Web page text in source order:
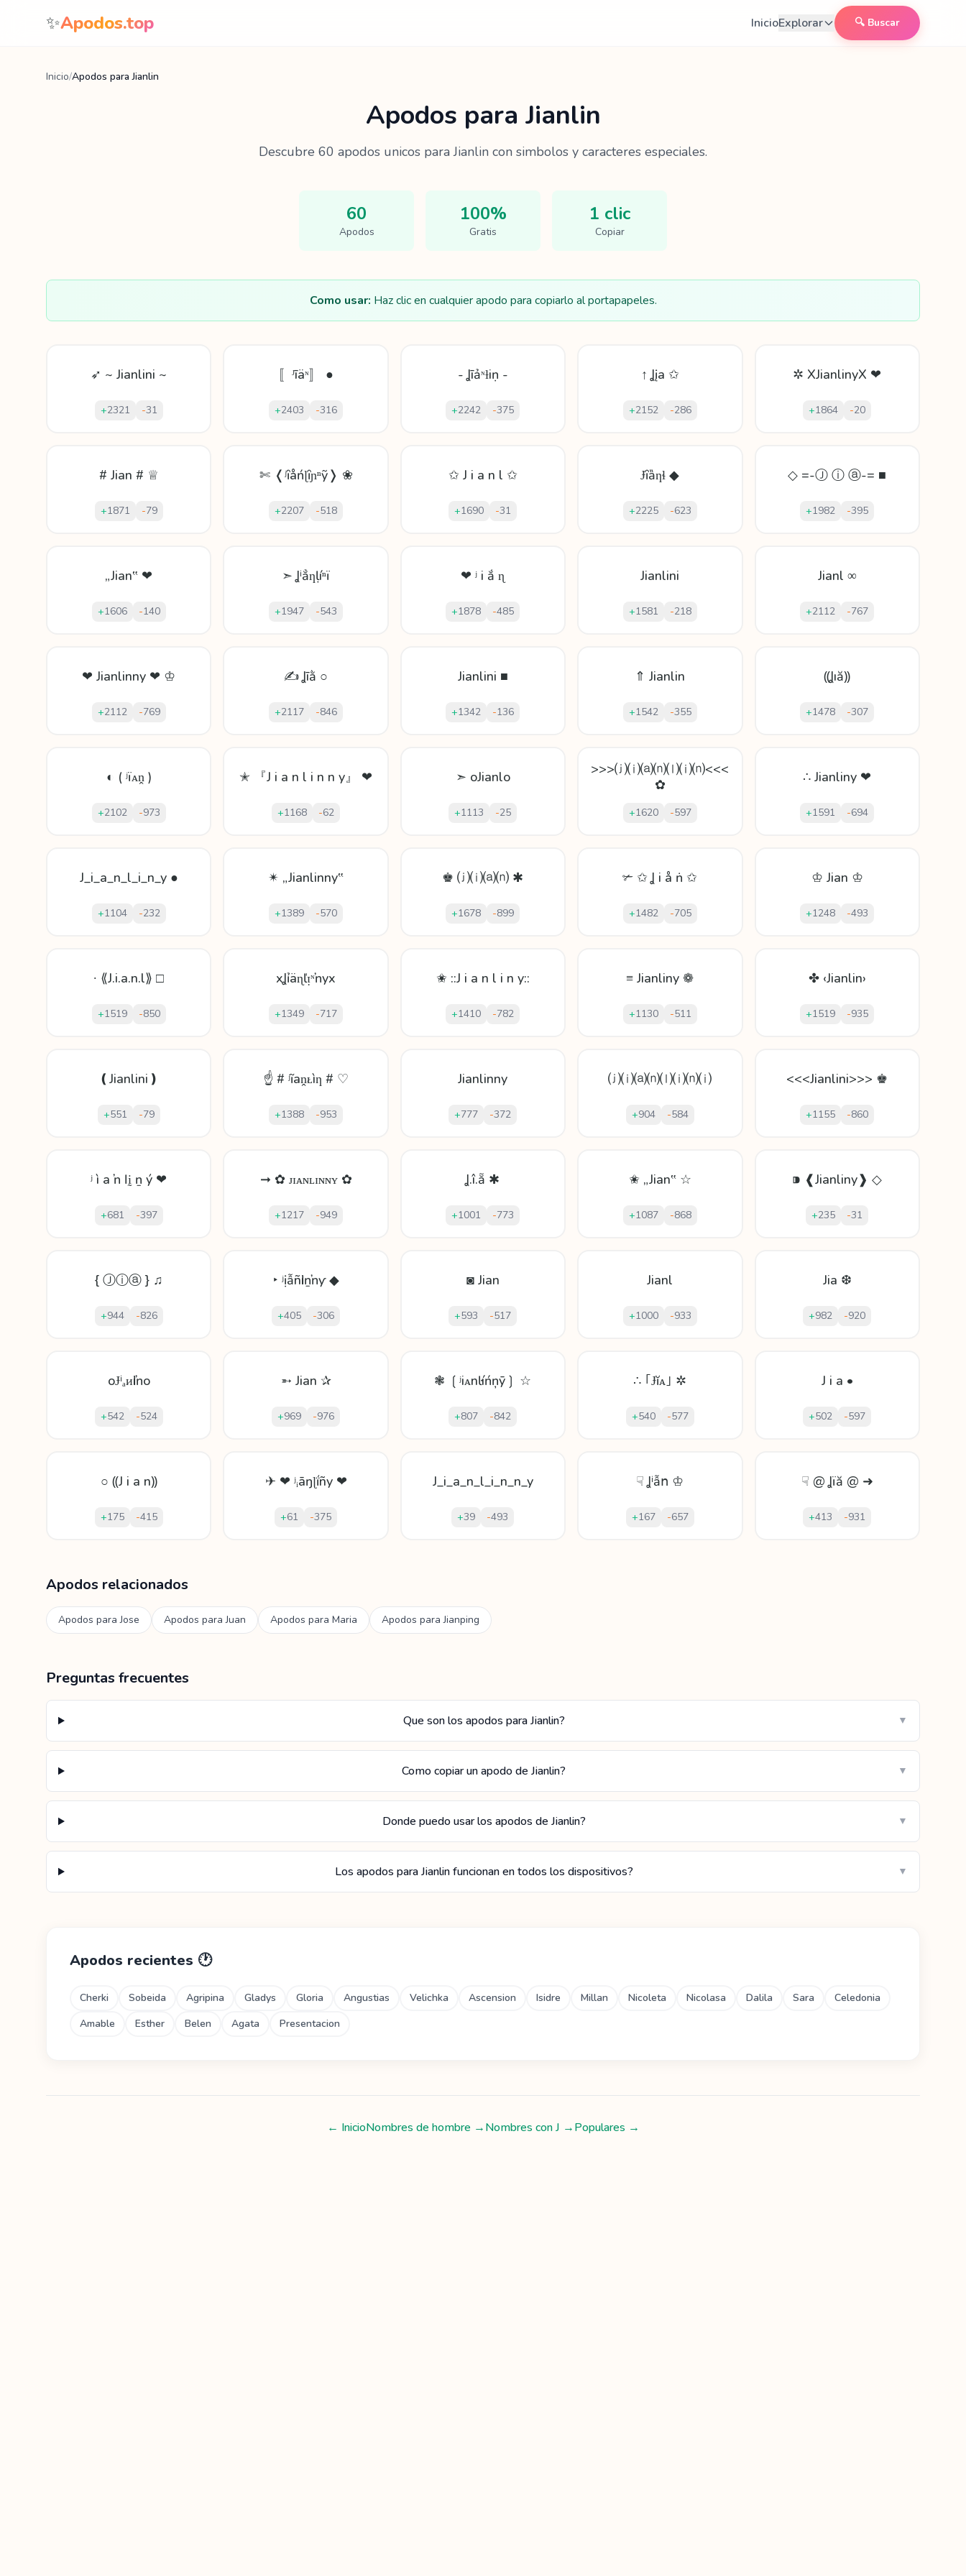
Saltar al contenido
✨Apodos.top InicioExplorar 🔍 Buscar
Inicio/Apodos para Jianlin
Apodos para Jianlin
Descubre 60 apodos unicos paraJianlin con simbolos y caracteres especiales.
60
Apodos
100%
Gratis
1 clic
Copiar
Como usar: Haz clic en cualquier apodo para copiarlo al portapapeles.
➶ ~ Jianlini ~
+2321 -31
〚ᴶīäᶰ〛 ●
+2403 -316
- Ʝīảᶰƚіṇ -
+2242 -375
↑ Ʝįa ✩
+2152 -286
✲ XJianlinyX ❤
+1864 -20
# Jian # ♕
+1871 -79
✄ ❬ʲȋåńɭȋɲⁿỹ❭ ❀
+2207 -518
✩ J i a n l ✩
+1690 -31
Ɉȋȁƞɬ ◆
+2225 -623
◇ =-Ⓙ ⓘ ⓐ-= ■
+1982 -395
„Jian‟ ❤
+1606 -140
➣ Ʝⁱẳƞḷíⁿï
+1947 -543
❤ ʲ і ắ ɳ
+1878 -485
Jianlini
+1581 -218
Jianl ∞
+2112 -767
❤ Jianlinny ❤ ♔
+2112 -769
✍ Ʝīằ ○
+2117 -846
Jianlini ■
+1342 -136
⇑ Jianlin
+1542 -355
⸨Ʝıă⸩
+1478 -307
◐ ( ʲïᴀṋ )
+2102 -973
✭ 『J i a n l i n n y』 ❤
+1168 -62
➣ oJianlo
+1113 -25
>>>⒥⒤⒜⒩⒧⒤⒩<<<
✿
+1620 -597
∴ Jianliny ❤
+1591 -694
J_i_a_n_l_i_n_y ●
+1104 -232
✴ „Jianlinny‟
+1389 -570
♚ ⒥⒤⒜⒩ ✱
+1678 -899
✃ ✩ Ʝ і å ṅ ✩
+1482 -705
♔ Jian ♔
+1248 -493
∙ ⟪J.i.a.n.l⟫ □
+1519 -850
xꞲỉäɳľᴉᶰŉyx
+1349 -717
✬ ::J i a n l i n y::
+1410 -782
≡ Jianliny ❁
+1130 -511
✤ ‹Jianlin›
+1519 -935
❪Jianlini❫
+551 -79
☝ # ʲĩаṋᴌìƞ # ♡
+1388 -953
Jianlinny
+777 -372
⒥⒤⒜⒩⒧⒤⒩⒤
+904 -584
<<<Jianlini>>> ♚
+1155 -860
ʲ ì a ŉ ӏ ḭ ṉ ý ❤
+681 -397
➞ ✿ ᴊɪᴀɴʟɪɴɴʏ ✿
+1217 -949
Ʝ.î.ẵ ✱
+1001 -773
✬ „Jian‟ ☆
+1087 -868
⁍ ❰Jianliny❱ ◇
+235 -31
{ Ⓙⓘⓐ } ♫
+944 -826
‣ ʲịẫñӏіṉŉƴ ◆
+405 -306
◙ Jian
+593 -517
Jianl
+1000 -933
Jia ❆
+982 -920
oɈⁱₐᴎӏiŉo
+542 -524
➵ Jian ✰
+969 -976
❃ ❲ʲiᴀnŀíńņȳ❳ ☆
+807 -842
∴ ｢Ɉĭᴀ｣ ✲
+540 -577
J i a •
+502 -597
○ ⸨J i a n⸩
+175 -415
✈ ❤ ʲᵢāŋɭḯñy ❤
+61 -375
J_i_a_n_l_i_n_n_y
+39 -493
☟ Ʝⁱẫո ♔
+167 -657
☟ @ Ʝïă @ ➜
+413 -931
Apodos relacionados
Apodos paraJose Apodos paraJuan Apodos para Maria Apodos paraJianping
Preguntas frecuentes
Que son los apodos para Jianlin? ▼
Como copiar un apodo de Jianlin? ▼
Donde puedo usar los apodos de Jianlin? ▼
Los apodos para Jianlin funcionan en todos los dispositivos? ▼
Apodos recientes 🕐
Cherki Sobeida Agripina Gladys Gloria Angustias Velichka Ascension Isidre Millan Nicoleta Nicolasa Dalila Sara
Celedonia
Amable
Esther Belen Agata Presentacion
← InicioNombres de hombre →Nombres conJ →Populares →